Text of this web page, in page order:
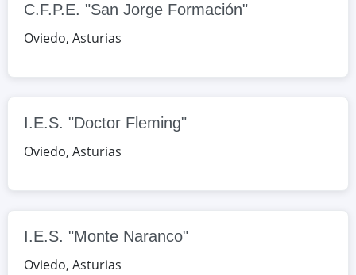
Google Maps
OpenStreetMap
I.E.S. "Monte Naranco"
Google Maps
OpenStreetMap
I.E.S. "Juan José Calvo Miguel"
Avda. de la Constitución, 1,
C.F.P.E. "San Jorge Formación"
Oviedo, Asturias
I.E.S. "Doctor Fleming"
Oviedo, Asturias
I.E.S. "Monte Naranco"
Oviedo, Asturias